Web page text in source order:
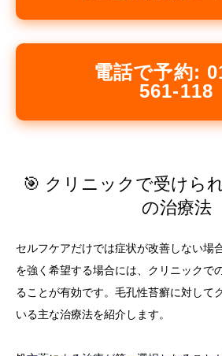
電話で予約:
561-118
🎯 クリニックで受けら
の治療法
セルフケアだけでは症状が改善しない場
を強く希望する場合には、クリニックで
ることが有効です。毛孔性苔癬に対して
いる主な治療法を紹介します。